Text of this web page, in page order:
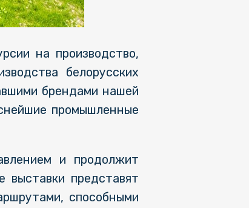
на производство,
белорусских
брендами нашей
промышленные
и продолжит
выставки представят
способными